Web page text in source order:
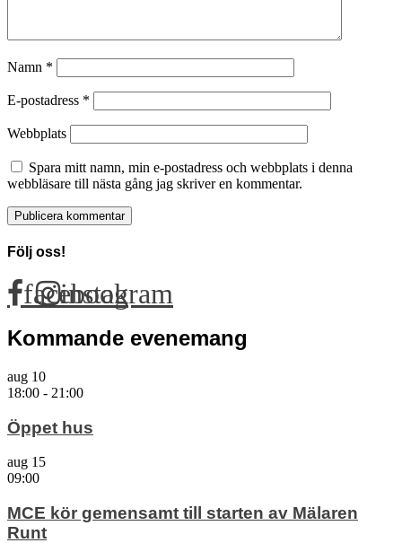
Namn *
E-postadress *
Webbplats
Spara mitt namn, min e-postadress och webbplats i denna
webbläsare till nästa gång jag skriver en kommentar.
Följ oss!
facebook
instagram
Kommande evenemang
aug 10
18:00 - 21:00
Öppet hus
aug 15
09:00
MCE kör gemensamt till starten av Mälaren
Runt